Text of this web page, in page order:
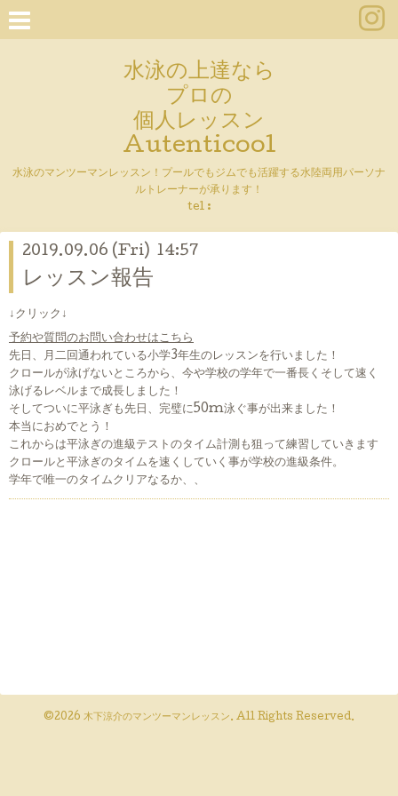
水泳の上達なら
プロの
個人レッスン
Autenticool
水泳のマンツーマンレッスン！プールでもジムでも活躍する水陸両用パーソナ
ルトレーナーが承ります！
tel :
2019.09.06 (Fri) 14:57
レッスン報告
↓クリック↓
予約や質問のお問い合わせはこちら
先日、月二回通われている小学3年生のレッスンを行いました！
クロールが泳げないところから、今や学校の学年で一番長くそして速く
泳げるレベルまで成長しました！
そしてついに平泳ぎも先日、完璧に50m泳ぐ事が出来ました！
本当におめでとう！
これからは平泳ぎの進級テストのタイム計測も狙って練習していきます
クロールと平泳ぎのタイムを速くしていく事が学校の進級条件。
学年で唯一のタイムクリアなるか、、
©2026 木下涼介のマンツーマンレッスン. All Rights Reserved.